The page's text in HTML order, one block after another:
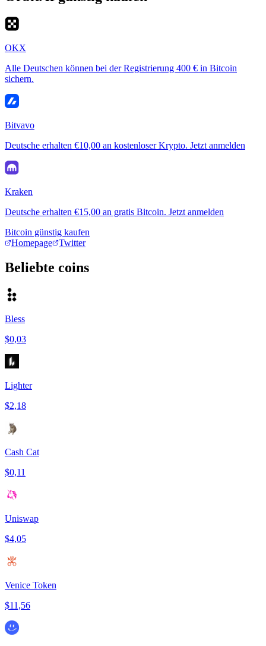
OKX
Alle Deutschen können bei der Registrierung 400 € in Bitcoin
sichern.
Bitvavo
Deutsche erhalten €10,00 an kostenloser Krypto. Jetzt anmelden
Kraken
Deutsche erhalten €15,00 an gratis Bitcoin. Jetzt anmelden
Bitcoin günstig kaufen
Homepage
Twitter
Beliebte coins
Bless
$0,03
Lighter
$2,18
Cash Cat
$0,11
Uniswap
$4,05
Venice Token
$11,56